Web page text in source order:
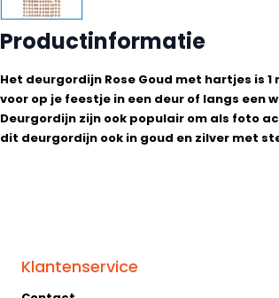
Productinformatie
Het deurgordijn Rose Goud met hartjes is
voor op je feestje in een deur of langs een
Deurgordijn zijn ook populair om als foto
dit deurgordijn ook in goud en zilver met
Klantenservice